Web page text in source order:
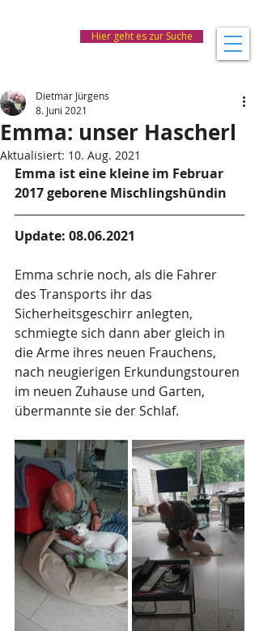
Hier geht es zur Suche
Emma: unser Hascherl
Dietmar Jürgens
8. Juni 2021
Aktualisiert: 10. Aug. 2021
Emma ist eine kleine im Februar
2017 geborene Mischlingshündin
Update: 08.06.2021
Emma schrie noch, als die Fahrer
des Transports ihr das
Sicherheitsgeschirr anlegten,
schmiegte sich dann aber gleich in
die Arme ihres neuen Frauchens,
nach neugierigen Erkundungstouren
im neuen Zuhause und Garten,
übermannte sie der Schlaf.